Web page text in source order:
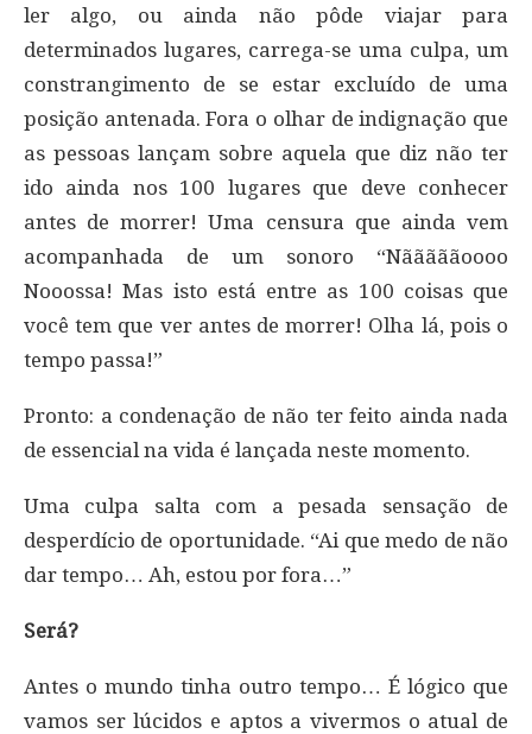
ler algo, ou ainda não pôde viajar para
determinados lugares, carrega-se uma culpa, um
constrangimento de se estar excluído de uma
posição antenada. Fora o olhar de indignação que
as pessoas lançam sobre aquela que diz não ter
ido ainda nos 100 lugares que deve conhecer
antes de morrer! Uma censura que ainda vem
acompanhada de um sonoro “Nãããããoooo
Nooossa! Mas isto está entre as 100 coisas que
você tem que ver antes de morrer! Olha lá, pois o
tempo passa!”
Pronto: a condenação de não ter feito ainda nada
de essencial na vida é lançada neste momento.
Uma culpa salta com a pesada sensação de
desperdício de oportunidade. “Ai que medo de não
dar tempo… Ah, estou por fora…”
Será?
Antes o mundo tinha outro tempo… É lógico que
vamos ser lúcidos e aptos a vivermos o atual de